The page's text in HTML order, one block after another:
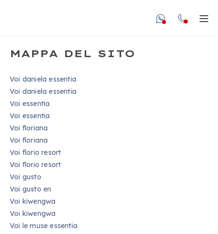
undefined
MAPPA DEL SITO
Voi daniela essentia
Voi daniela essentia
Voi essentia
Voi essentia
Voi floriana
Voi floriana
Voi florio resort
Voi florio resort
Voi gusto
Voi gusto en
Voi kiwengwa
Voi kiwengwa
Voi le muse essentia